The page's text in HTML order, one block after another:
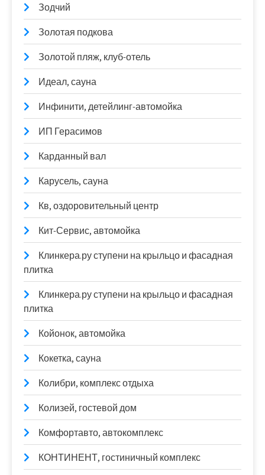
Зодчий
Золотая подкова
Золотой пляж, клуб-отель
Идеал, сауна
Инфинити, детейлинг-автомойка
ИП Герасимов
Карданный вал
Карусель, сауна
Кв, оздоровительный центр
Кит-Сервис, автомойка
Клинкера.ру ступени на крыльцо и фасадная
плитка
Клинкера.ру ступени на крыльцо и фасадная
плитка
Койонок, автомойка
Кокетка, сауна
Колибри, комплекс отдыха
Колизей, гостевой дом
Комфортавто, автокомплекс
КОНТИНЕНТ, гостиничный комплекс